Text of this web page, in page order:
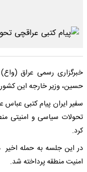
خبرگزاری رسمی عراق
حسین، وزیر خارجه این کشور
سفیر ایران پیام کتبی عباس
تحولات سیاسی و امنیتی
کرد.
در این جلسه به حمله
امنیت منطقه‌ پرداخته شد.